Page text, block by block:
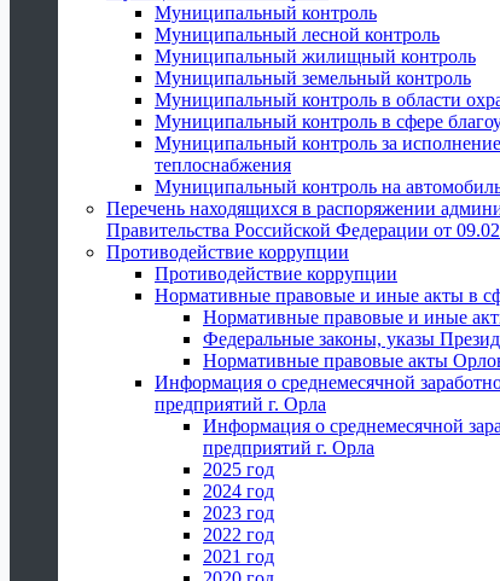
Муниципальный контроль
Муниципальный лесной контроль
Муниципальный жилищный контроль
Муниципальный земельный контроль
Муниципальный контроль в области
Муниципальный контроль в сфере
Муниципальный контроль за
теплоснабжения
Муниципальный контроль на
Перечень находящихся в распоряжении
Правительства Российской Федерации от
Противодействие коррупции
Противодействие коррупции
Нормативные правовые и иные акты в
Нормативные правовые и иные
Федеральные законы, указы
Нормативные правовые акты
Информация о среднемесячной
предприятий г. Орла
Информация о среднемесячной
предприятий г. Орла
2025 год
2024 год
2023 год
2022 год
2021 год